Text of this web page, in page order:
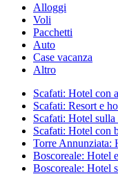
Alloggi
Voli
Pacchetti
Auto
Case vacanza
Altro
Scafati: Hotel con
Scafati: Resort e
Scafati: Hotel sulla
Scafati: Hotel con
Torre Annunziata:
Boscoreale: Hotel
Boscoreale: Hotel